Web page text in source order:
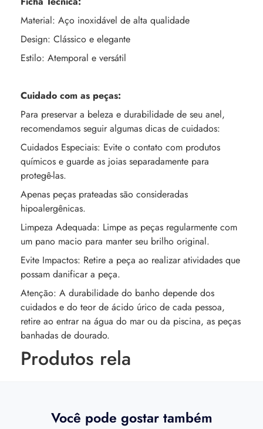
Material: Aço inoxidável de alta qualidade
Design: Clássico e elegante
Estilo: Atemporal e versátil
Cuidado com as peças:
Para preservar a beleza e durabilidade de seu anel,
recomendamos seguir algumas dicas de cuidados:
Cuidados Especiais: Evite o contato com produtos
químicos e guarde as joias separadamente para
protegê-las.
Apenas peças prateadas são consideradas
hipoalergênicas.
Limpeza Adequada: Limpe as peças regularmente com
um pano macio para manter seu brilho original.
Evite Impactos: Retire a peça ao realizar atividades que
possam danificar a peça.
Atenção: A durabilidade do banho depende dos
cuidados e do teor de ácido úrico de cada pessoa,
retire ao entrar na água do mar ou da piscina, as peças
banhadas de dourado.
Produtos rela
Você pode gostar também